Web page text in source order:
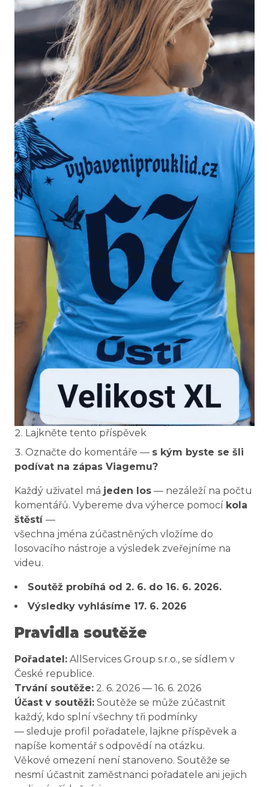
Lajkněte tento příspěvek
Označte do komentáře — s kým byste se šli
podívat na zápas Viagemu?
Každý uživatel má jeden los — nezáleží na počtu
komentářů. Vybereme dva výherce pomocí kola
štěstí —
všechna jména zúčastněných vložíme do
losovacího nástroje a výsledek zveřejníme na
videu.
Soutěž probíhá od 2. 6. do 16. 6. 2026.
Výsledky vyhlásíme 17. 6. 2026
Pravidla soutěže
Pořadatel: AllServices Group s.r.o., se sídlem v
České republice.
Trvání soutěže: 2. 6. 2026 — 16. 6. 2026
Účast v soutěži: Soutěže se může zúčastnit
každý, kdo splní všechny tři podmínky
— sleduje profil pořadatele, lajkne příspěvek a
napíše komentář s odpovědí na otázku.
Věkové omezení není stanoveno. Soutěže se
nesmí účastnit zaměstnanci pořadatele ani jejich